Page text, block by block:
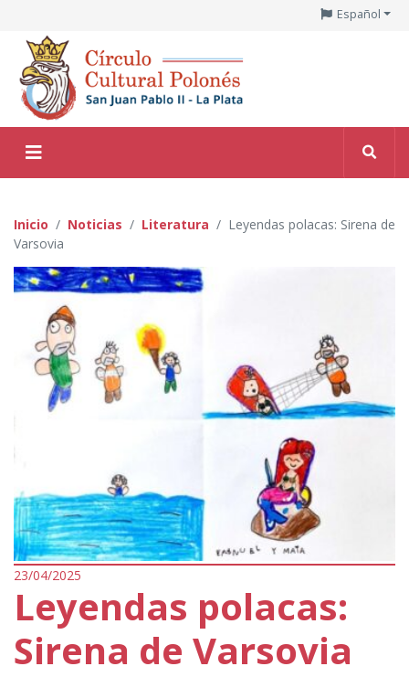
Español
Inicio Noticias Literatura
Leyendas polacas: Sirena de
Varsovia
23/04/2025
Leyendas polacas:
Sirena de Varsovia